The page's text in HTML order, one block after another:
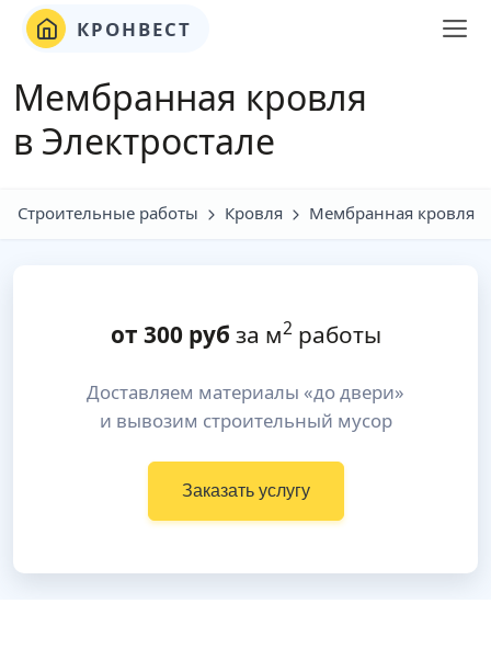
КРОНВЕСТ
Мембранная кровля
в Электростале
Строительные работы Кровля Мембранная кровля
от 300руб за м2работы
Доставляем материалы «до двери»
и вывозим строительный мусор
Заказать услугу